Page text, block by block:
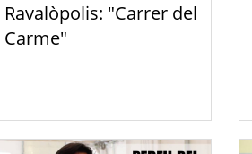
Ravalòpolis: "Carrer del
Carme"